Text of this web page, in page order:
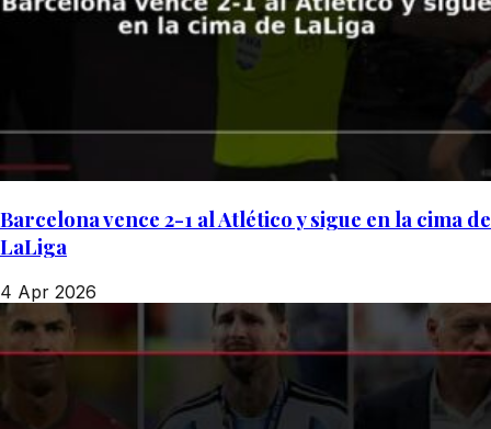
Barcelona vence 2-1 al Atlético y sigue en la cima de
LaLiga
4 Apr 2026